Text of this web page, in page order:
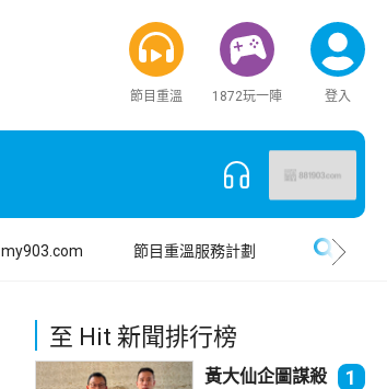
節目重溫 1872玩一陣 登入
my903.com 節目重溫服務計劃
至 Hit 新聞排行榜
黃大仙企圖謀殺
1